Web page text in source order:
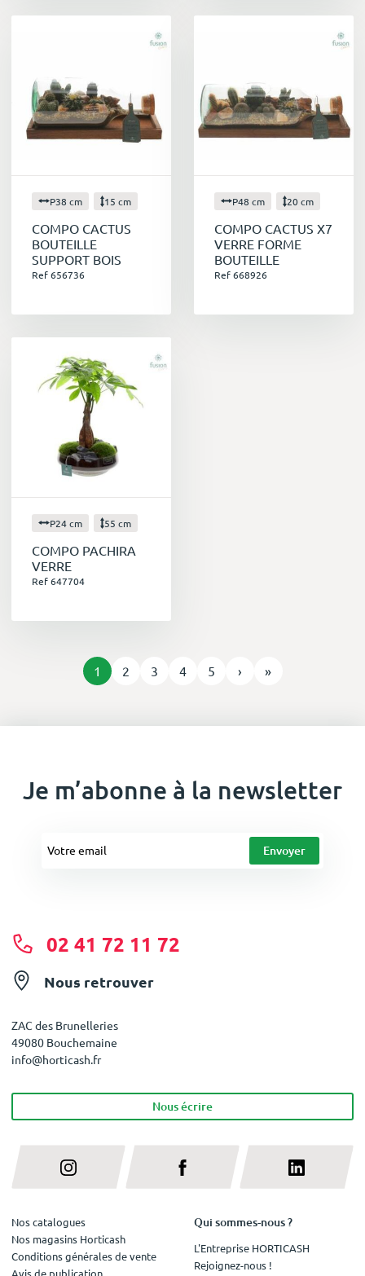
P38 cm 15 cm
COMPO CACTUS
BOUTEILLE
SUPPORT BOIS
Ref 656736
P48 cm 20 cm
COMPO CACTUS X7
VERRE FORME
BOUTEILLE
Ref 668926
P24 cm 55 cm
COMPO PACHIRA
VERRE
Ref 647704
1 2 3 4 5 › »
Je m’abonne à la newsletter
02 41 72 11 72
Nous retrouver
ZAC des Brunelleries
49080 Bouchemaine
info@horticash.fr
Nous écrire
Nos catalogues
Nos magasins Horticash
Conditions générales de vente
Avis de publication
Qui sommes-nous ?
L'Entreprise HORTICASH
Rejoignez-nous !